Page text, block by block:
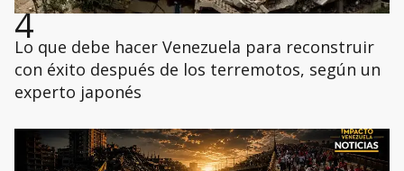
4
Lo que debe hacer Venezuela para reconstruir
con éxito después de los terremotos, según un
experto japonés